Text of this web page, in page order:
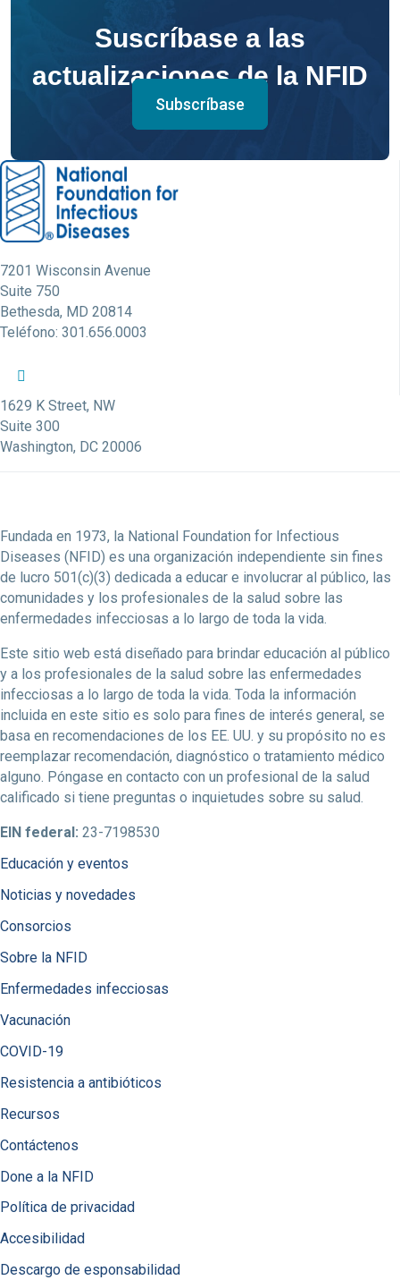
Suscríbase a las
actualizaciones de la NFID
Subscríbase
7201 Wisconsin Avenue
Suite 750
Bethesda, MD 20814
Teléfono: 301.656.0003
Perfil de Facebook de la NFID
Perfil de Twitter de la NFID
1629 K Street, NW
Suite 300
Washington, DC 20006
Fundada en 1973, la National Foundation for Infectious
Diseases (NFID) es una organización independiente sin fines
de lucro 501(c)(3) dedicada a educar e involucrar al público, las
comunidades y los profesionales de la salud sobre las
enfermedades infecciosas a lo largo de toda la vida.
Este sitio web está diseñado para brindar educación al público
y a los profesionales de la salud sobre las enfermedades
infecciosas a lo largo de toda la vida. Toda la información
incluida en este sitio es solo para fines de interés general, se
basa en recomendaciones de los EE. UU. y su propósito no es
reemplazar recomendación, diagnóstico o tratamiento médico
alguno. Póngase en contacto con un profesional de la salud
calificado si tiene preguntas o inquietudes sobre su salud.
EIN federal: 23-7198530
Educación y eventos
Noticias y novedades
Consorcios
Sobre la NFID
Enfermedades infecciosas
Vacunación
COVID-19
Resistencia a antibióticos
Recursos
Contáctenos
Done a la NFID
Política de privacidad
Accesibilidad
Descargo de esponsabilidad